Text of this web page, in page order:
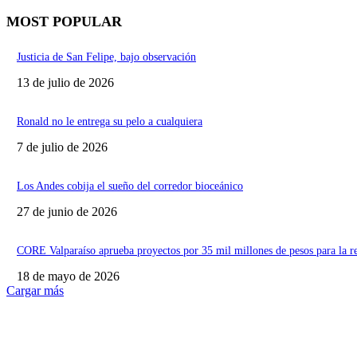
MOST POPULAR
Justicia de San Felipe, bajo observación
13 de julio de 2026
Ronald no le entrega su pelo a cualquiera
7 de julio de 2026
Los Andes cobija el sueño del corredor bioceánico
27 de junio de 2026
CORE Valparaíso aprueba proyectos por 35 mil millones de pesos para la
18 de mayo de 2026
Cargar más